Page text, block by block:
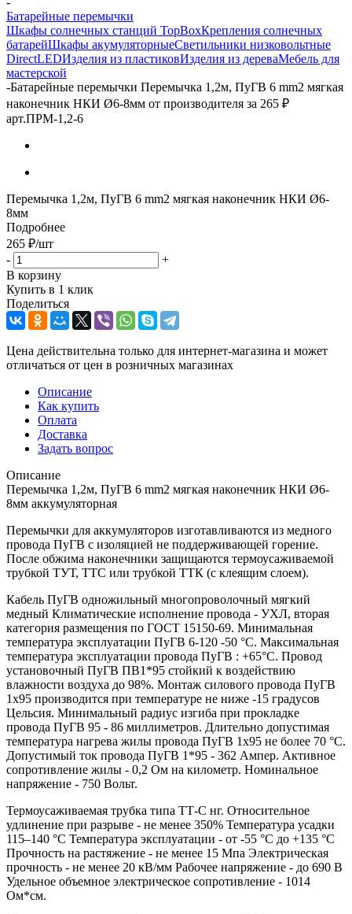
Батарейные перемычки
Шкафы солнечных станций TopBoxКрепления солнечных
батарейШкафы акумуляторныеСветильники низковольтные
DirectLEDИзделия из пластиковИзделия из дереваМебель для
мастерской
-Батарейные перемычки Перемычка 1,2м, ПуГВ 6 mm2 мягкая
наконечник НКИ Ø6-8мм от производителя за 265 ₽
арт.ПРМ-1,2-6
Перемычка 1,2м, ПуГВ 6 mm2 мягкая наконечник НКИ Ø6-
8мм
Подробнее
265 ₽/шт
-
+
В корзину
Купить в 1 клик
Поделиться
Цена действительна только для интернет-магазина и может
отличаться от цен в розничных магазинах
Описание
Как купить
Оплата
Доставка
Задать вопрос
Описание
Перемычка 1,2м, ПуГВ 6 mm2 мягкая наконечник НКИ Ø6-
8мм аккумуляторная
Перемычки для аккумуляторов изготавливаются из медного
провода ПуГВ с изоляцией не поддерживающей горение.
После обжима наконечники защищаются термоусаживаемой
трубкой ТУТ, ТТС или трубкой ТТК (с клеящим слоем).
Кабель ПуГВ одножильный многопроволочный мягкий
медный Климатические исполнение провода - УХЛ, вторая
категория размещения по ГОСТ 15150-69. Минимальная
температура эксплуатации ПуГВ 6-120 -50 °С. Максимальная
температура эксплуатации провода ПуГВ : +65°С. Провод
установочный ПуГВ ПВ1*95 стойкий к воздействию
влажности воздуха до 98%. Монтаж силового провода ПуГВ
1х95 производится при температуре не ниже -15 градусов
Цельсия. Минимальный радиус изгиба при прокладке
провода ПуГВ 95 - 86 миллиметров. Длительно допустимая
температура нагрева жилы провода ПуГВ 1х95 не более 70 °С.
Допустимый ток провода ПуГВ 1*95 - 362 Ампер. Активное
сопротивление жилы - 0,2 Ом на километр. Номинальное
напряжение - 750 Вольт.
Термоусаживаемая трубка типа ТТ-С нг. Относительное
удлинение при разрыве - не менее 350% Температура усадки
115–140 °C Температура эксплуатации - от -55 °C до +135 °C
Прочность на растяжение - не менее 15 Мпа Электрическая
прочность - не менее 20 кВ/мм Рабочее напряжение - до 690 В
Удельное объемное электрическое сопротивление - 1014
Ом*см.